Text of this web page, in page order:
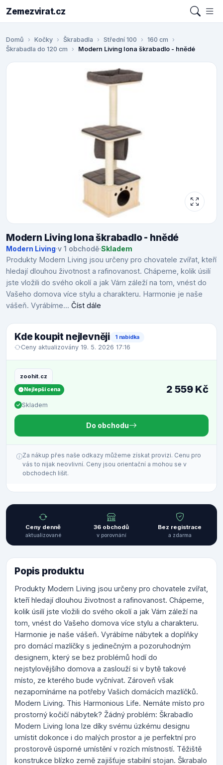
Zemezvirat.cz
Domů Kočky Škrabadla Střední 100
160 cm
Škrabadla do 120 cm
Modern Living Iona škrabadlo - hnědé
Modern Living Iona škrabadlo - hnědé
Modern Living·v 1 obchodě·Skladem
Produkty Modern Living jsou určeny pro chovatele zvířat, kteří
hledají dlouhou životnost a rafinovanost. Chápeme, kolik úsilí
jste vložili do svého okolí a jak Vám záleží na tom, vnést do
Vašeho domova více stylu a charakteru. Harmonie je naše
vášeň. Vyrábíme... Číst dále
Kde koupit nejlevněji 1 nabídka
Ceny aktualizovány 19. 5. 2026 17:16
zoohit.cz
Nejlepší cena
Skladem
2 559 Kč
Do obchodu
Za nákup přes naše odkazy můžeme získat provizi. Cenu pro
vás to nijak neovlivní. Ceny jsou orientační a mohou se v
obchodech lišit.
Ceny denně
aktualizované
36 obchodů
v porovnání
Bez registrace
a zdarma
Popis produktu
Produkty Modern Living jsou určeny pro chovatele zvířat,
kteří hledají dlouhou životnost a rafinovanost. Chápeme,
kolik úsilí jste vložili do svého okolí a jak Vám záleží na
tom, vnést do Vašeho domova více stylu a charakteru.
Harmonie je naše vášeň. Vyrábíme nábytek a doplňky
pro domácí mazlíčky s jedinečným a pozoruhodným
designem, který se bez problémů hodí do
nejstylovějšího domova a zaslouží si v bytě takové
místo, ze kterého bude vyčnívat. Zároveň však
nezapomínáme na potřeby Vašich domácích mazlíčků.
Modern Living. This Harmonious Life. Nemáte místo pro
prostorný kočičí nábytek? Žádný problém: Škrabadlo
Modern Living Iona lze díky svému úzkému designu
umístit dokonce i do malých prostor a je perfektní pro
prostorově úsporné umístění v rozích místností. Těžiště
konstrukce blízko země zajišťuje stabilní stojan. Škrabalo